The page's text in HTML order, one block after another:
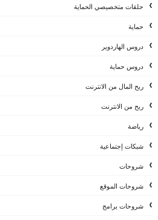
حلقات متخصيصي الحماية
حماية
دروس الهاردوير
دروس حماية
ربح المال من الانترنت
ربح من الانترنت
رياضة
شبكات إجتماعية
شروحات
شروحات الموقع
شروحات برامج